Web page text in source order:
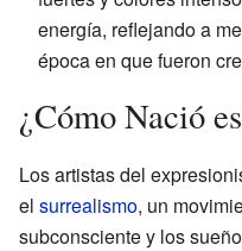
energía, reflejando a
época en que fueron
¿Cómo Nació
Los artistas del
el surrealismo, un
subconsciente y los